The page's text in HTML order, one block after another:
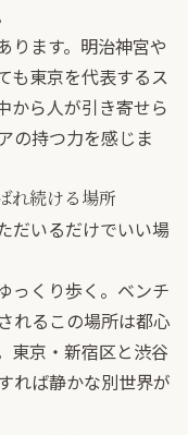
ります。明治神宮や
も東京を代表するス
から人が引き寄せら
の持つ力を感じま
れ続ける場所
だいるだけでいい場
っくり歩く。ベンチ
れるこの場所は都心
東京・新宿区と渋谷
れば静かな別世界が